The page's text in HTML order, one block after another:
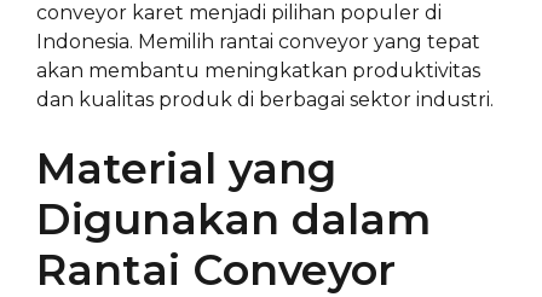
conveyor karet menjadi pilihan populer di
Indonesia. Memilih rantai conveyor yang tepat
akan membantu meningkatkan produktivitas
dan kualitas produk di berbagai sektor industri.
Material yang
Digunakan dalam
Rantai Conveyor